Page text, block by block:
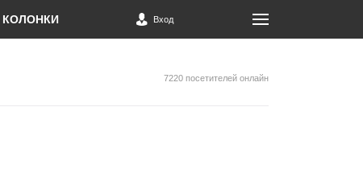
КОЛОНКИ Вход
7220 посетителей онлайн